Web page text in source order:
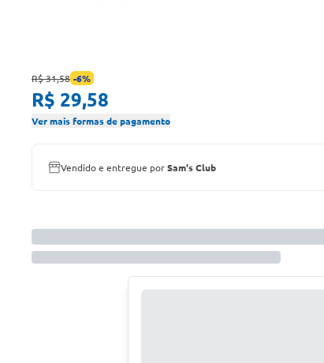
R$ 31,58 -6%
R$ 29,58
Ver mais formas de pagamento
Vendido e entregue porSam's Club